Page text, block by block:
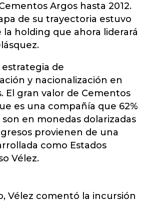
Argos hasta 2012.
de su trayectoria estuvo
la holding que ahora liderará
estrategia de
y nacionalización en
El gran valor de Cementos
es una compañía que 62%
en monedas dolarizadas
provienen de una
como Estados
Vélez.
Vélez comentó la incursión